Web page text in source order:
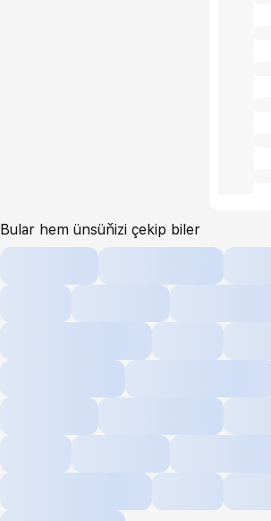
Bular hem ünsüňizi çekip biler